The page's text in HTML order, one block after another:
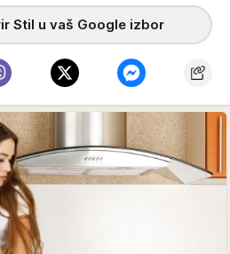
Stil u vaš Google izbor